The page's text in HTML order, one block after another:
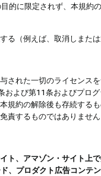
的に限定されず、本規
る（例えば、取消しまた
された一切のライセンス
よび第11条およびプロ
規約の解除後も存続する
責するものではありませ
ト、アマゾン・サイト上
プロダクト広告コンテ